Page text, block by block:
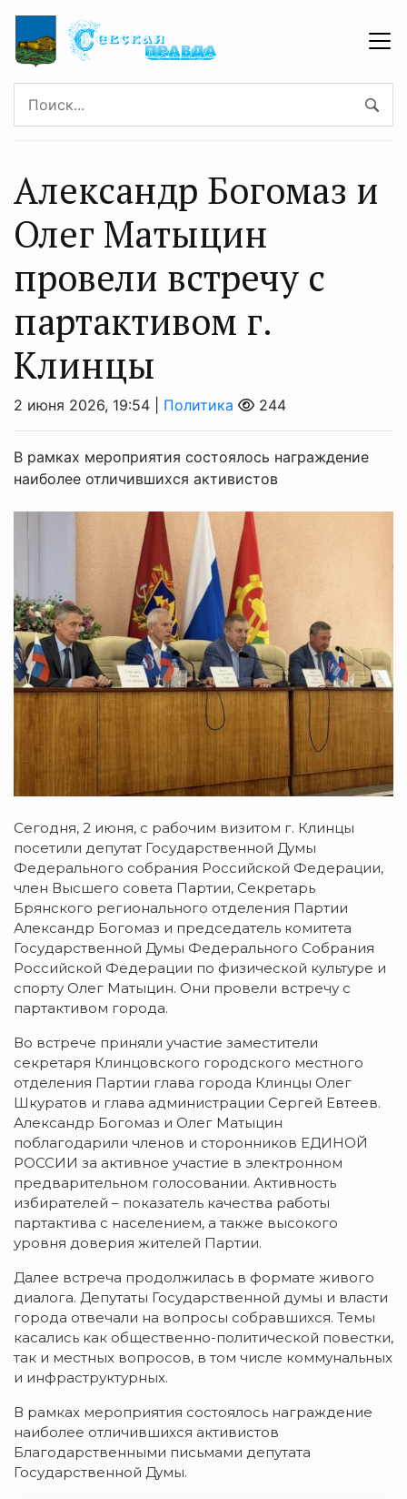
Александр Богомаз и
Олег Матыцин
провели встречу с
партактивом г.
Клинцы
2 июня 2026, 19:54 | Политика 244
В рамках мероприятия состоялось награждение
наиболее отличившихся активистов
Сегодня, 2 июня, с рабочим визитом г. Клинцы
посетили депутат Государственной Думы
Федерального собрания Российской Федерации,
член Высшего совета Партии, Секретарь
Брянского регионального отделения Партии
Александр Богомаз и председатель комитета
Государственной Думы Федерального Собрания
Российской Федерации по физической культуре и
спорту Олег Матыцин. Они провели встречу с
партактивом города.
Во встрече приняли участие заместители
секретаря Клинцовского городского местного
отделения Партии глава города Клинцы Олег
Шкуратов и глава администрации Сергей Евтеев.
Александр Богомаз и Олег Матыцин
поблагодарили членов и сторонников ЕДИНОЙ
РОССИИ за активное участие в электронном
предварительном голосовании. Активность
избирателей – показатель качества работы
партактива с населением, а также высокого
уровня доверия жителей Партии.
Далее встреча продолжилась в формате живого
диалога. Депутаты Государственной думы и власти
города отвечали на вопросы собравшихся. Темы
касались как общественно-политической повестки,
так и местных вопросов, в том числе коммунальных
и инфраструктурных.
В рамках мероприятия состоялось награждение
наиболее отличившихся активистов
Благодарственными письмами депутата
Государственной Думы.